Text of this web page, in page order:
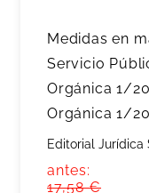
Medidas en
Servicio
Orgánica 1/
Orgánica 1/
Editorial Jurídica
antes:
17,58 €